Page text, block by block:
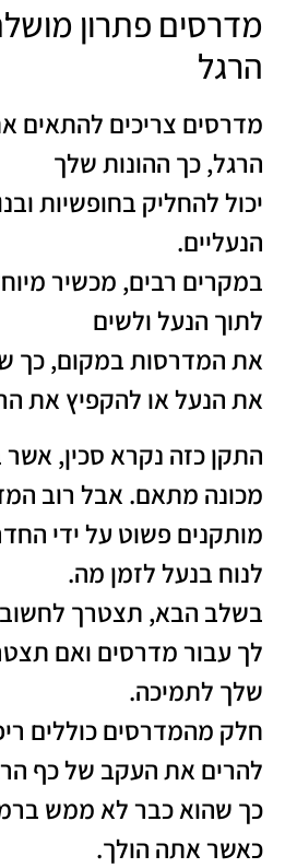
מדרסים פתרון
הרגל
מדרסים צריכים להתאים
הרגל, כך ההונות שלך
יכול להחליק בחופשיות
הנעליים.
במקרים רבים, מכשיר
לתוך הנעל ולשים
את המדרסות במקום, כך
את הנעל או להקפיץ את
התקן כזה נקרא סכין,
מכונה מתאם. אבל רוב
מותקנים פשוט על ידי
לנוח בנעל לזמן מה.
בשלב הבא, תצטרך
לך עבור מדרסים ואם
שלך לתמיכה.
חלק מהמדרסים כוללים
להרים את העקב של כף
כך שהוא כבר לא ממש
כאשר אתה הולך.